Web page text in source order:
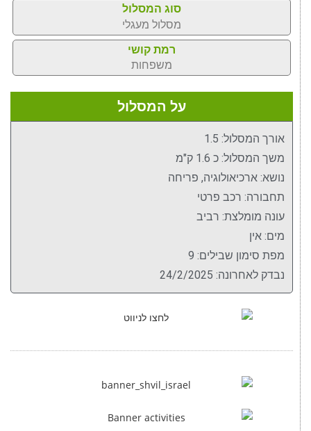
סוג המסלול
מסלול מעגלי
רמת קושי
משפחות
על המסלול
אורך המסלול: 1.5
משך המסלול: כ 1.6 ק"מ
נושא: ארכיאולוגיה, פריחה
תחבורה: רכב פרטי
עונה מומלצת: רביב
מים: אין
מפת סימון שבילים: 9
נבדק לאחרונה: 24/2/2025